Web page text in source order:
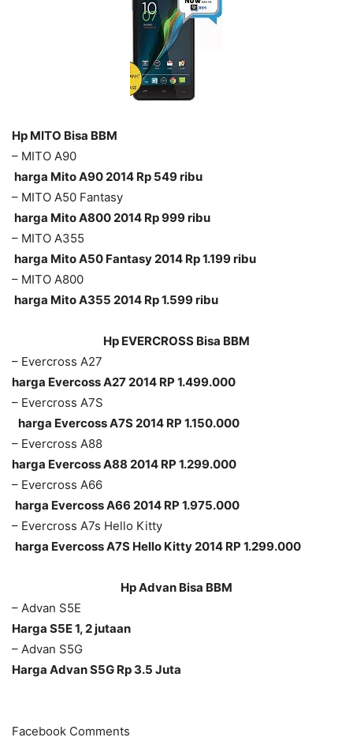
Hp MITO Bisa BBM
– MITO A90
harga Mito A902014 Rp 549 ribu
– MITO A50 Fantasy
harga Mito A8002014 Rp 999 ribu
– MITO A355
harga Mito A50 Fantasy2014 Rp 1.199 ribu
– MITO A800
harga Mito A355 2014 Rp 1.599 ribu
Hp EVERCROSS Bisa BBM
– Evercross A27
harga Evercoss A27 2014 RP 1.499.000
– Evercross A7S
harga Evercoss A7S2014 RP 1.150.000
– Evercross A88
harga Evercoss A88 2014 RP 1.299.000
– Evercross A66
harga Evercoss A66 2014 RP 1.975.000
– Evercross A7s Hello Kitty
harga Evercoss A7S Hello Kitty2014 RP 1.299.000
Hp Advan Bisa BBM
– Advan S5E
Harga S5E 1, 2 jutaan
– Advan S5G
Harga Advan S5G Rp 3.5 Juta
Facebook Comments